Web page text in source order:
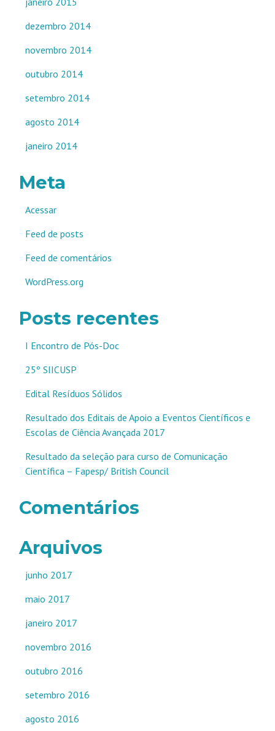
dezembro 2014
novembro 2014
outubro 2014
setembro 2014
agosto 2014
janeiro 2014
Meta
Acessar
Feed de posts
Feed de comentários
WordPress.org
Posts recentes
I Encontro de Pós-Doc
25º SIICUSP
Edital Resíduos Sólidos
Resultado dos Editais de Apoio a Eventos Científicos e
Escolas de Ciência Avançada 2017
Resultado da seleção para curso de Comunicação
Científica – Fapesp/ British Council
Comentários
Arquivos
junho 2017
maio 2017
janeiro 2017
novembro 2016
outubro 2016
setembro 2016
agosto 2016